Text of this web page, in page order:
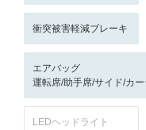
衝突被害軽減ブレーキ
エアバッグ
運転席/助手席/サイド/カー
LEDヘッドライト